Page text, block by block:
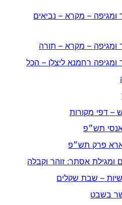
ומגיפה – מקרא – נביאים
ומגיפה – מקרא – תורה
ומגיפה רחמנא ליצלן – הכל
– דפי מקורות
תש״פ
פרק תש״פ
ומגילת אסתר: זוהר וקבלה
– שבת שקלים
בשבט